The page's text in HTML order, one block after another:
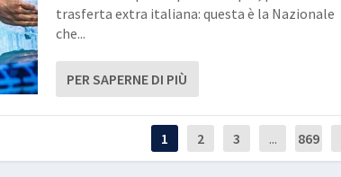
trasferta extra italiana: questa è la Nazionale
che...
PER SAPERNE DI PIÙ
1 2 3 ... 869